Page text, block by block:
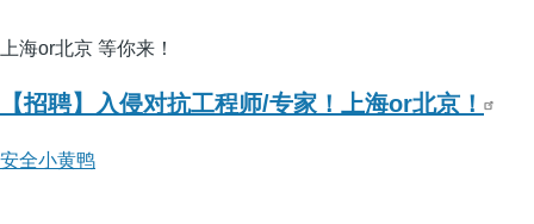
上海or北京 等你来！
【招聘】入侵对抗工程师/专家！上海or北京！
安全小黄鸭